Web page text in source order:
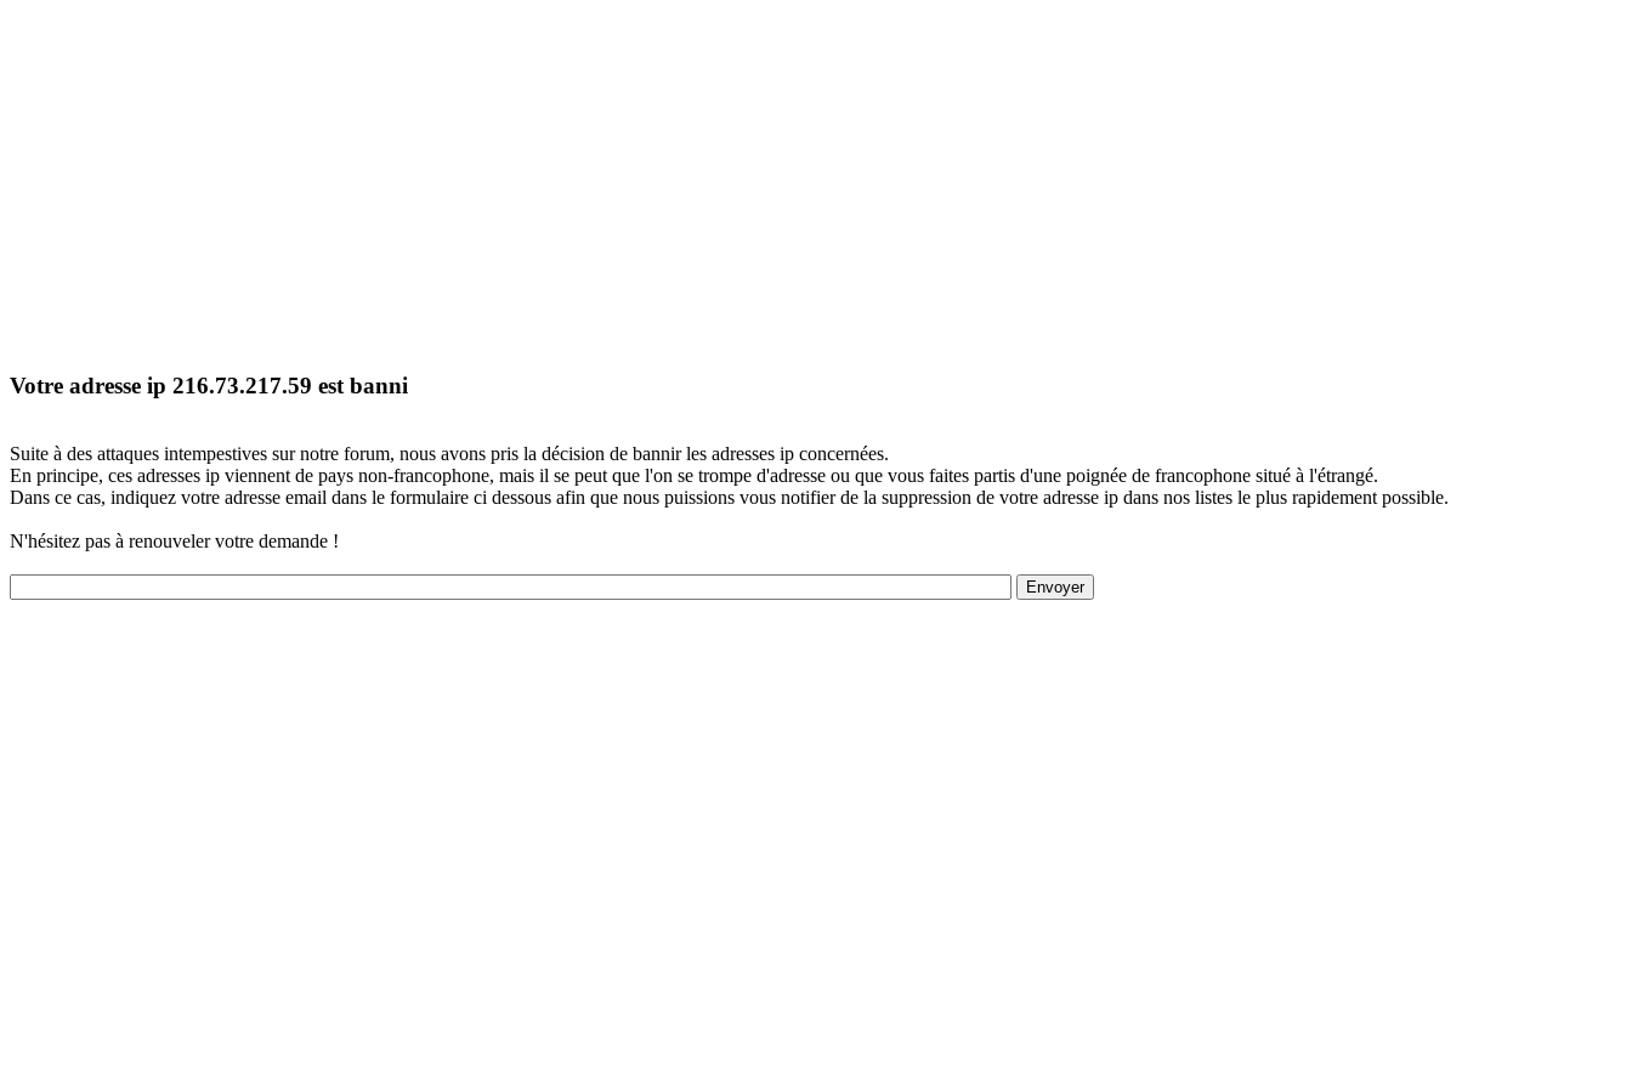
Votre adresse ip 216.73.217.59 est banni
Suite à des attaques intempestives sur notre forum, nous avons pris la décision de bannir les adresses ip concernées.
En principe, ces adresses ip viennent de pays non-francophone, mais il se peut que l'on se trompe d'adresse ou que vous faites partis d'une poignée de francophone situé à l'étrangé.
Dans ce cas, indiquez votre adresse email dans le formulaire ci dessous afin que nous puissions vous notifier de la suppression de votre adresse ip dans nos listes le plus rapidement possible.
N'hésitez pas à renouveler votre demande !